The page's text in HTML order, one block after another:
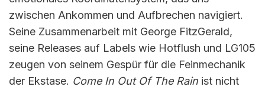
zwischen Ankommen und Aufbrechen navigiert.
Seine Zusammenarbeit mit George FitzGerald,
seine Releases auf Labels wie Hotflush und LG105
zeugen von seinem Gespür für die Feinmechanik
der Ekstase. Come In Out Of The Rain ist nicht